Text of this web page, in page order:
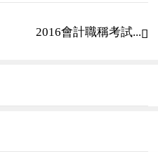

2016會計職稱考試...